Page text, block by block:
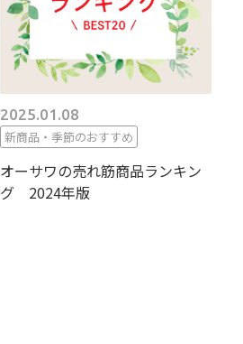
2025.01.08
新商品・季節のおすすめ
オーサワの売れ筋商品ランキン
グ 2024年版